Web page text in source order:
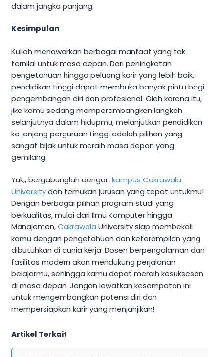
dalam jangka panjang.
Kesimpulan
Kuliah menawarkan berbagai manfaat yang tak
ternilai untuk masa depan. Dari peningkatan
pengetahuan hingga peluang karir yang lebih baik,
pendidikan tinggi dapat membuka banyak pintu bagi
pengembangan diri dan profesional. Oleh karena itu,
jika kamu sedang mempertimbangkan langkah
selanjutnya dalam hidupmu, melanjutkan pendidikan
ke jenjang perguruan tinggi adalah pilihan yang
sangat bijak untuk meraih masa depan yang
gemilang.
Yuk,, bergabunglah dengan kampus Cakrawala
Universitydan temukan jurusan yang tepat untukmu!
Dengan berbagai pilihan program studi yang
berkualitas, mulai dari Ilmu Komputer hingga
Manajemen,Cakrawala University siap membekali
kamu dengan pengetahuan dan keterampilan yang
dibutuhkan di dunia kerja. Dosen berpengalaman dan
fasilitas modern akan mendukung perjalanan
belajarmu, sehingga kamu dapat meraih kesuksesan
di masa depan. Jangan lewatkan kesempatan ini
untuk mengembangkan potensi diri dan
mempersiapkan karir yang menjanjikan!
Artikel Terkait